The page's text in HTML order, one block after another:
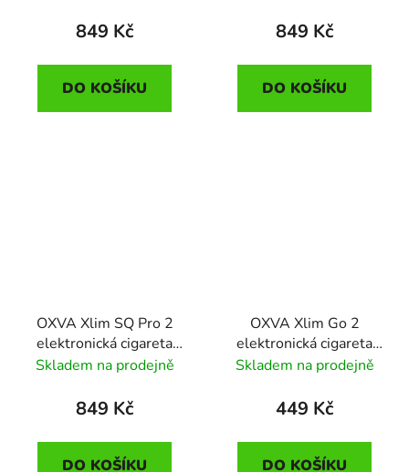
849 Kč
DO KOŠÍKU
849 Kč
DO KOŠÍKU
OXVA Xlim SQ Pro 2
elektronická cigareta
1600mAh Blue Shadow
Skladem na prodejně
849 Kč
DO KOŠÍKU
OXVA Xlim Go 2
elektronická cigareta
1500mAh Pink Ripple
Skladem na prodejně
449 Kč
DO KOŠÍKU